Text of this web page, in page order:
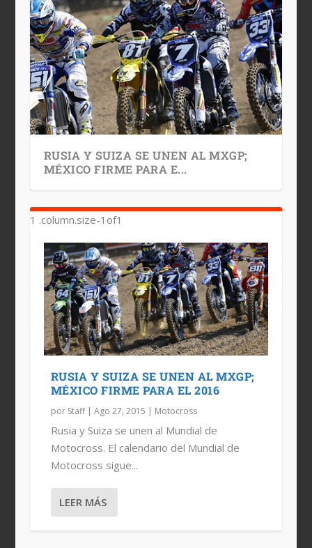
RUSIA Y SUIZA SE UNEN AL MXGP;
MÉXICO FIRME PARA E...
RUSIA Y SUIZA SE UNEN AL MXGP;
MÉXICO FIRME PARA EL 2016
por Staff| Ago 27, 2015 | Motocross
Rusia y Suiza se unen al Mundial de
Motocross. El calendario del Mundial de
Motocross sigue...
LEER MÁS